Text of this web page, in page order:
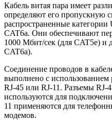
Кабель витая пара имеет
определяют его пропускную
распространенные
CAT6a. Они обеспечивают
1000 Мбит/сек (для CAT5e) и
CAT6a).
Соединение проводов в
выполнено с использованием
RJ-45 или RJ-11. Разъемы RJ-
используются для
11 применяются для
модемов.